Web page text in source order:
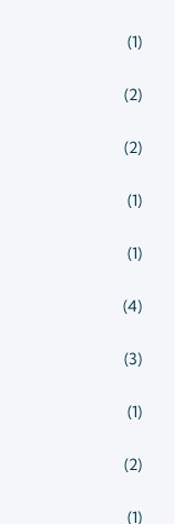
(1)
(2)
(2)
(1)
(1)
(4)
(3)
(1)
(2)
(1)